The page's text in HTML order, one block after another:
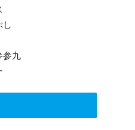
し
参九